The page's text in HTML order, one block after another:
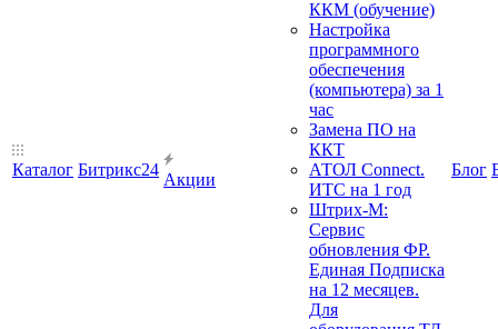
Каталог Битрикс24
Акции
ККМ (обучение)
Настройка
программного
обеспечения
(компьютера) за 1
час
Замена ПО на
ККТ
АТОЛ Connect.
ИТС на 1 год
Штрих-М:
Сервис
обновления ФР.
Единая Подписка
на 12 месяцев.
Для
Блог